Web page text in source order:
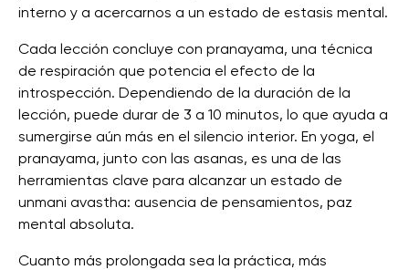
interno y a acercarnos a un estado de estasis mental.
Cada lección concluye con pranayama, una técnica
de respiración que potencia el efecto de la
introspección. Dependiendo de la duración de la
lección, puede durar de 3 a 10 minutos, lo que ayuda a
sumergirse aún más en el silencio interior. En yoga, el
pranayama, junto con las asanas, es una de las
herramientas clave para alcanzar un estado de
unmani avastha: ausencia de pensamientos, paz
mental absoluta.
Cuanto más prolongada sea la práctica, más